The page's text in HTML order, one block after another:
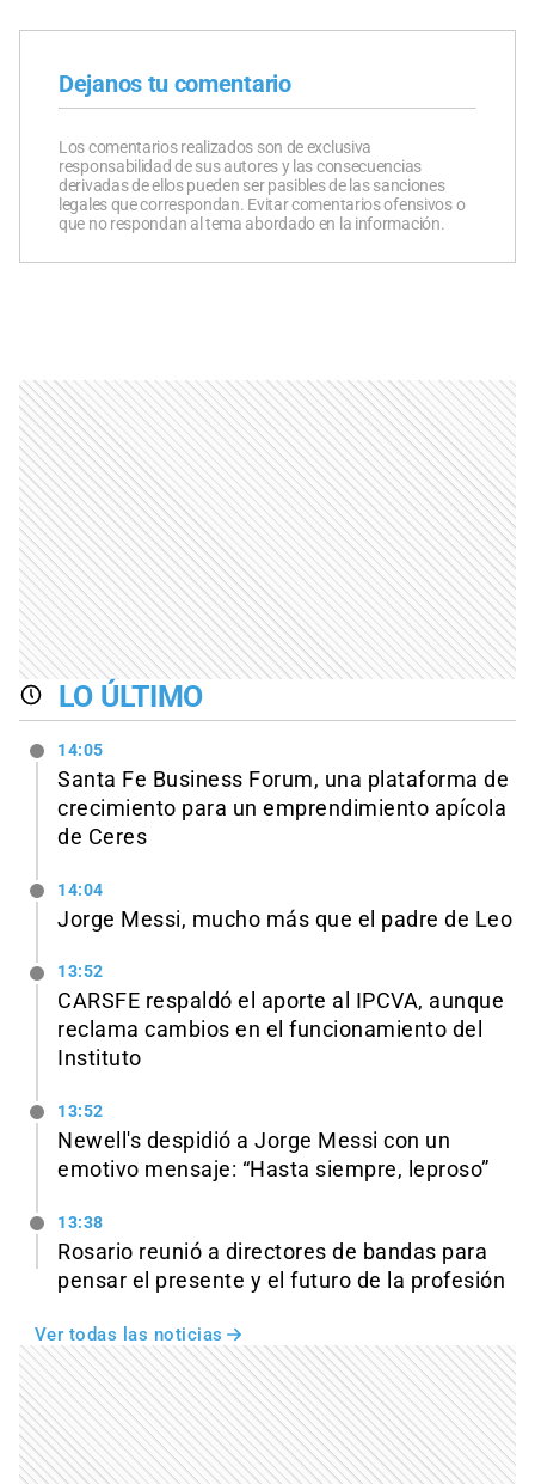
Dejanos tu comentario
Los comentarios realizados son de exclusiva
responsabilidad de sus autores y las consecuencias
derivadas de ellos pueden ser pasibles de las sanciones
legales que correspondan. Evitar comentarios ofensivos o
que no respondan al tema abordado en la información.
LO ÚLTIMO
14:05
Santa Fe Business Forum, una plataforma de
crecimiento para un emprendimiento apícola
de Ceres
14:04
Jorge Messi, mucho más que el padre de Leo
13:52
CARSFE respaldó el aporte al IPCVA, aunque
reclama cambios en el funcionamiento del
Instituto
13:52
Newell's despidió a Jorge Messi con un
emotivo mensaje: “Hasta siempre, leproso”
13:38
Rosario reunió a directores de bandas para
pensar el presente y el futuro de la profesión
Ver todas las noticias